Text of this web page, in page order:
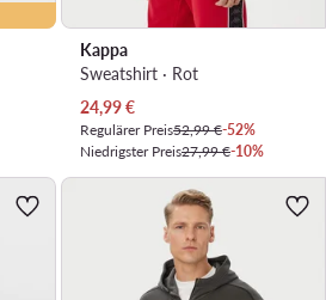
Kappa
Sweatshirt · Rot
Aktueller Preis
24,99€
Regulärer Preis52,99 €-52%
Niedrigster Preis27,99 €-10%